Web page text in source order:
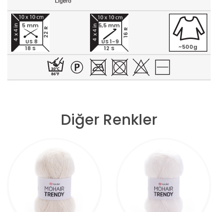
18 S
22 R
5 mm
US 8
12 S
16 R
5,5 mm
US 1-9
~500g
Diğer Renkler